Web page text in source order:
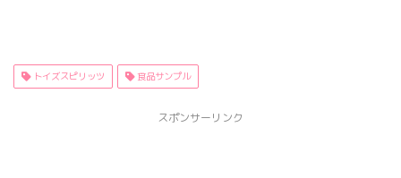
トイズスピリッツ 食品サンプル
スポンサーリンク